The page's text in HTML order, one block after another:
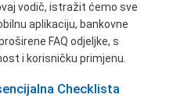
vodič, istražit ćemo sve
aplikaciju, bankovne
FAQ odjeljke, s
i korisničku primjenu.
Checklista